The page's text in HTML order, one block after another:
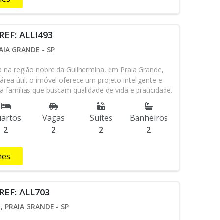
ALLI493
GRANDE - SP
região nobre da Guilhermina, em Praia Grande,
área útil, o imóvel oferece um projeto inteligente e
famílias que buscam qualidade de vida e praticidade.
suítes, garantindo privacidade e conforto para todos
ampla proporciona um ambiente perfeito para
Além disso, o apartamento conta com 2
seu dia a dia. O condomínio oferece uma
jogos, salão de festas e espaço gourmet para
Para as crianças, há um espaço kids dedicado e
local, escolas e fácil acesso às principais vias da
para quem busca conforto, segurança e lazer
2
Vagas
2
Suites
2
Banheiros
2
ALL703
PRAIA GRANDE - SP